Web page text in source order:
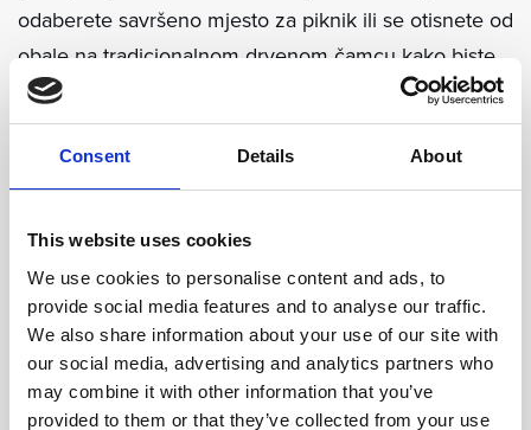
Consent Details About
This website uses cookies
We use cookies to personalise content and ads, to
provide social media features and to analyse our traffic.
We also share information about your use of our site with
our social media, advertising and analytics partners who
may combine it with other information that you’ve
provided to them or that they’ve collected from your use
odaberete savršeno mjesto za piknik ili se otisnete od
obale na tradicionalnom drvenom čamcu kako biste
se sjedinili s ljepotom prirode.
Ali, nije priroda jedino što morate upoznati na
Baćinskim jezerima. Tijekom stoljeća mnoge su
civilizacije ostavile svoj trag na ovom prostoru: drevni
Grci ovdje su trgovali, tu su se odvijale bitke, osnivale
kolonije i podizala svetišta. Tu možete vidjeti i ostatke
ranokršćanske bazilike iz 6. stoljeća kao i antičke
zidine i mozaike koje su iza sebe ostavili Rimljani.